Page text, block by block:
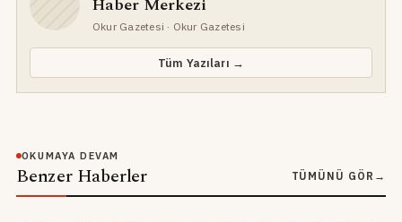
Haber Merkezi
Okur Gazetesi · Okur Gazetesi
Tüm Yazıları →
OKUMAYA DEVAM
Benzer Haberler TÜMÜNÜ GÖR →